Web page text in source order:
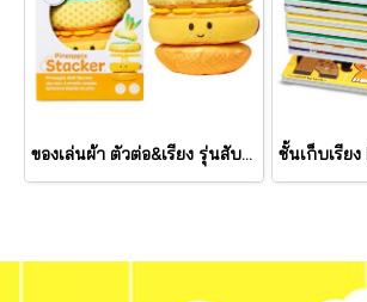
ของเล่นผ้า ตัวต่อ&เรียง รุ่นสับปะรด เขย่ามีเสียง Pineapple Stacker รุ่น 30743 ยี่ห้อ Melissa & Doug